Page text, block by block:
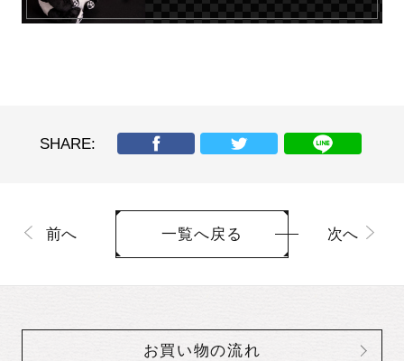
SHARE:
前へ 一覧へ戻る 次へ
お買い物の流れ